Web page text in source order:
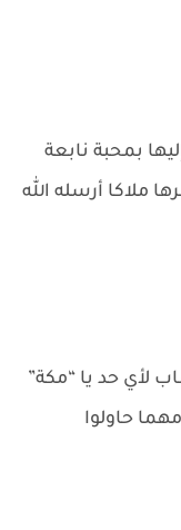
بمحبة نابعة
ملاكا أرسله الله
لأي حد يا “مكة”
حاولوا